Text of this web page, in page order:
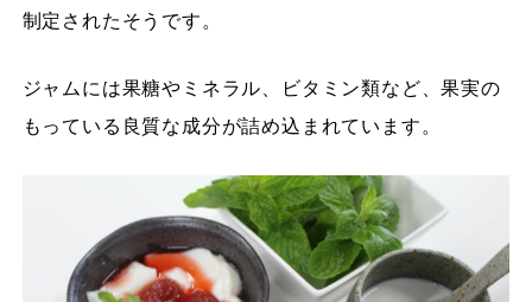
制定されたそうです。
ジャムには果糖やミネラル、ビタミン類など、果実の
もっている良質な成分が詰め込まれています。